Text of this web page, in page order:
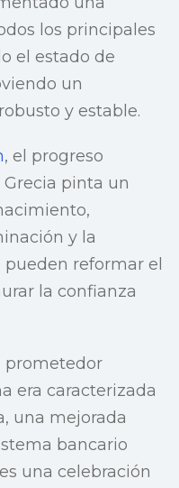
los principales
el estado de
un
y estable.
, el progreso
pinta un
y la
reformar el
la confianza
prometedor
era caracterizada
una mejorada
bancario
una celebración